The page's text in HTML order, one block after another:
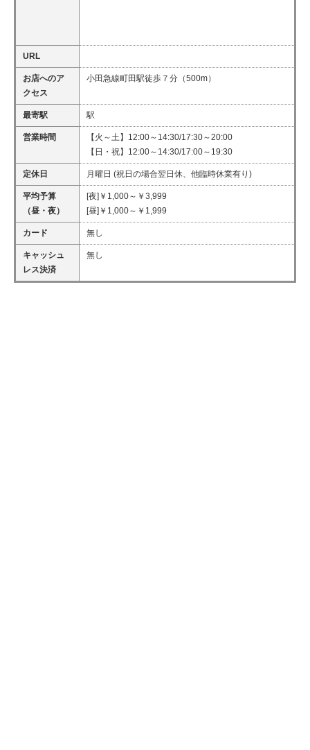
URL
お店へのア
クセス
小田急線町田駅徒歩７分（500m）
最寄駅 駅
営業時間
【火～土】12:00～14:30/17:30～20:00
【日・祝】12:00～14:30/17:00～19:30
定休日 月曜日 (祝日の場合翌日休、他臨時休業有り)
平均予算
（昼・夜）
[夜]￥1,000～￥3,999
[昼]￥1,000～￥1,999
カード 無し
キャッシュ
レス決済
無し